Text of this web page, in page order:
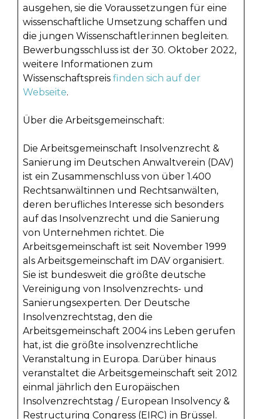
ausgehen, sie die Voraussetzungen für eine
wissenschaftliche Umsetzung schaffen und
die jungen Wissenschaftler:innen begleiten.
Bewerbungsschluss ist der 30. Oktober 2022,
weitere Informationen zum
Wissenschaftspreis finden sich auf der
Webseite.
Über die Arbeitsgemeinschaft:
Die Arbeitsgemeinschaft Insolvenzrecht &
Sanierung im Deutschen Anwaltverein (DAV)
ist ein Zusammenschluss von über 1.400
Rechtsanwältinnen und Rechtsanwälten,
deren berufliches Interesse sich besonders
auf das Insolvenzrecht und die Sanierung
von Unternehmen richtet. Die
Arbeitsgemeinschaft ist seit November 1999
als Arbeitsgemeinschaft im DAV organisiert.
Sie ist bundesweit die größte deutsche
Vereinigung von Insolvenzrechts- und
Sanierungsexperten. Der Deutsche
Insolvenzrechtstag, den die
Arbeitsgemeinschaft 2004 ins Leben gerufen
hat, ist die größte insolvenzrechtliche
Veranstaltung in Europa. Darüber hinaus
veranstaltet die Arbeitsgemeinschaft seit 2012
einmal jährlich den Europäischen
Insolvenzrechtstag / European Insolvency &
Restructuring Congress (EIRC) in Brüssel.